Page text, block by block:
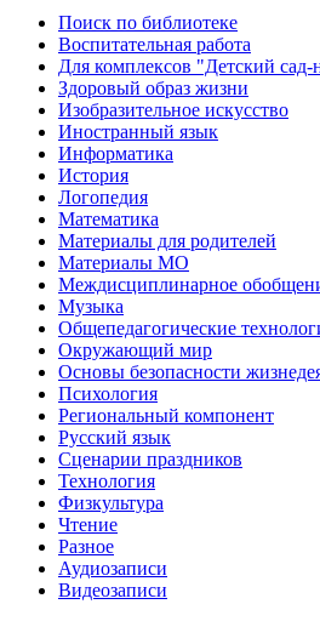
Поиск по библиотеке
Воспитательная работа
Для комплексов "Детский сад-
Здоровый образ жизни
Изобразительное искусство
Иностранный язык
Информатика
История
Логопедия
Математика
Материалы для родителей
Материалы МО
Междисциплинарное
Музыка
Общепедагогические
Окружающий мир
Основы безопасности
Психология
Региональный компонент
Русский язык
Сценарии праздников
Технология
Физкультура
Чтение
Разное
Аудиозаписи
Видеозаписи